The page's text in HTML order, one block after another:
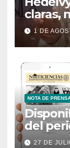
claras,
1 DE
NOTA DE
del
27 DE